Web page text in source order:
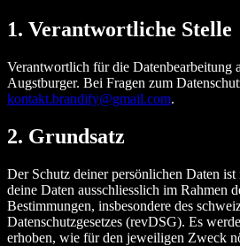
1. Verantwortliche Stelle
Verantwortlich für die Datenbearbeitung
Augstburger. Bei Fragen zum
kontakt.brandify@gmail.com.
2. Grundsatz
Der Schutz deiner persönlichen Daten
deine Daten ausschliesslich im Rahmen
Bestimmungen, insbesondere des
Datenschutzgesetzes (revDSG). Es
erhoben, wie für den jeweiligen Zweck